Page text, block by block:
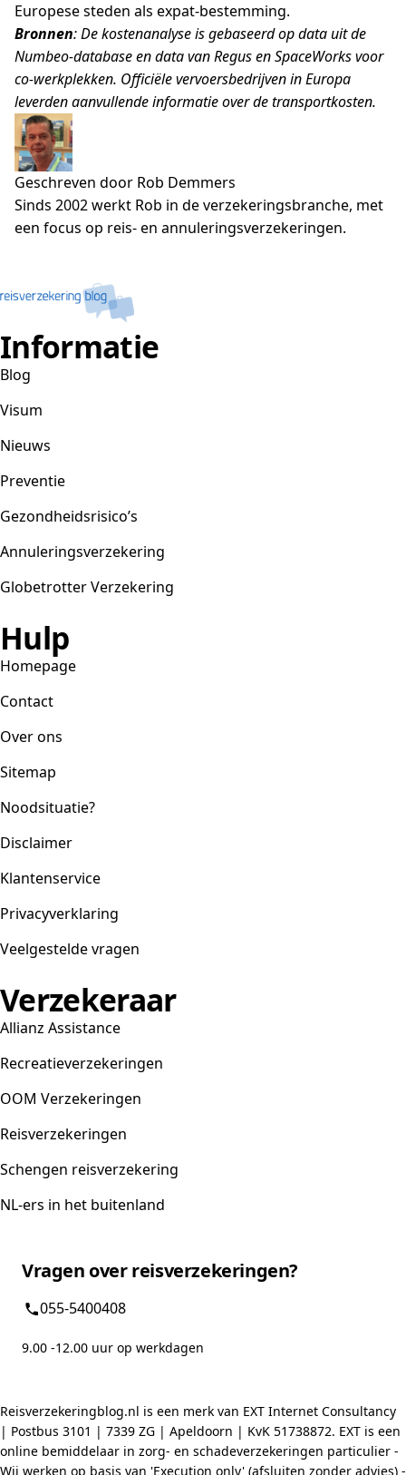
Europese steden als expat-bestemming.
Bronnen: De kostenanalyse is gebaseerd op data uit de
Numbeo-database en data van Regus en SpaceWorks voor
co-werkplekken. Officiële vervoersbedrijven in Europa
leverden aanvullende informatie over de transportkosten.
Geschreven door Rob Demmers
Sinds 2002 werkt Rob in de verzekeringsbranche, met
een focus op reis- en annuleringsverzekeringen.
Informatie
Blog
Visum
Nieuws
Preventie
Gezondheidsrisico’s
Annuleringsverzekering
Globetrotter Verzekering
Hulp
Homepage
Contact
Over ons
Sitemap
Noodsituatie?
Disclaimer
Klantenservice
Privacyverklaring
Veelgestelde vragen
Verzekeraar
Allianz Assistance
Recreatieverzekeringen
OOM Verzekeringen
Reisverzekeringen
Schengen reisverzekering
NL-ers in het buitenland
Vragen over reisverzekeringen?
055-5400408
9.00 -12.00 uur op werkdagen
Reisverzekeringblog.nl is een merk van EXT Internet Consultancy
| Postbus 3101 | 7339 ZG | Apeldoorn | KvK 51738872. EXT is een
online bemiddelaar in zorg- en schadeverzekeringen particulier -
Wij werken op basis van 'Execution only' (afsluiten zonder advies) -